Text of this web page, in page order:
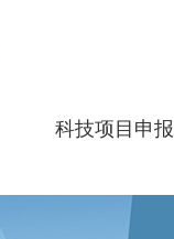
科技项目申报